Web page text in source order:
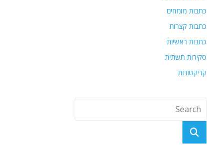
כתבות מומחים
כתבות קצרות
כתבות ראשיות
סקירות תשתית
קריקטורות